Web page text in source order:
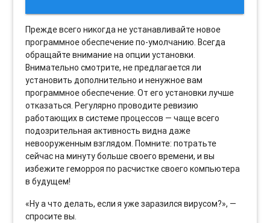
Прежде всего никогда не устанавливайте новое
программное обеспечение по-умолчанию. Всегда
обращайте внимание на опции установки.
Внимательно смотрите, не предлагается ли
установить дополнительно и ненужное вам
программное обеспечение. От его установки лучше
отказаться. Регулярно проводите ревизию
работающих в системе процессов — чаще всего
подозрительная активность видна даже
невооруженным взглядом. Помните: потратьте
сейчас на минуту больше своего времени, и вы
избежите геморроя по расчистке своего компьютера
в будущем!
«Ну а что делать, если я уже заразился вирусом?», —
спросите вы.